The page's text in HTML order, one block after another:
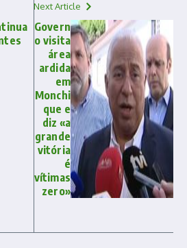
Next Article
Govern
o visita
área
ardida
em
Monchi
que e
diz «a
grande
vitória
é
vítimas
zero»